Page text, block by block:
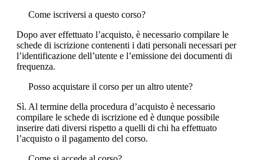
Come iscriversi a questo corso?
Dopo aver effettuato l’acquisto, è necessario compilare le
schede di iscrizione contenenti i dati personali necessari per
l’identificazione dell’utente e l’emissione dei documenti di
frequenza.
Posso acquistare il corso per un altro utente?
Sì. Al termine della procedura d’acquisto è necessario
compilare le schede di iscrizione ed è dunque possibile
inserire dati diversi rispetto a quelli di chi ha effettuato
l’acquisto o il pagamento del corso.